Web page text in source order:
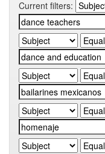
Current filters: